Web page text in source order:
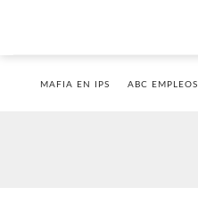
MAFIA EN IPS ABC EMPLEOS